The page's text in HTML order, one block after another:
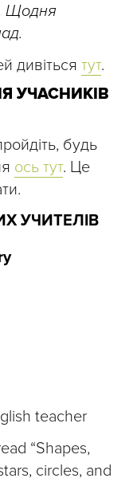
Щодня
дивіться тут.
УЧАСНИКІВ
будь
ось тут. Це
УЧИТЕЛІВ
teacher
“Shapes,
circles, and